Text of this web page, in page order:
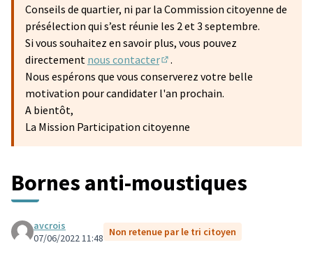
Conseils de quartier, ni par la Commission citoyenne de
présélection qui s’est réunie les 2 et 3 septembre.
Si vous souhaitez en savoir plus, vous pouvez
directement nous contacter
(S'ouvre dans un nouvel onglet)
.
Nous espérons que vous conserverez votre belle
motivation pour candidater l'an prochain.
A bientôt,
La Mission Participation citoyenne
Bornes anti-moustiques
avcrois
07/06/2022 11:48 Non retenue par le tri citoyen